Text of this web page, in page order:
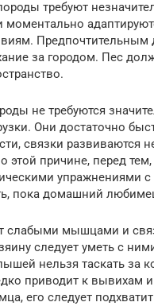
требуют
моментально
Предпочтительным
за городом. Пес
не требуются
Они достаточно
связки развиваются
этой причине, перед тем,
упражнениями
пока домашний
слабыми мышцами и
следует уметь с
нельзя таскать за
приводит к вывихам
его следует